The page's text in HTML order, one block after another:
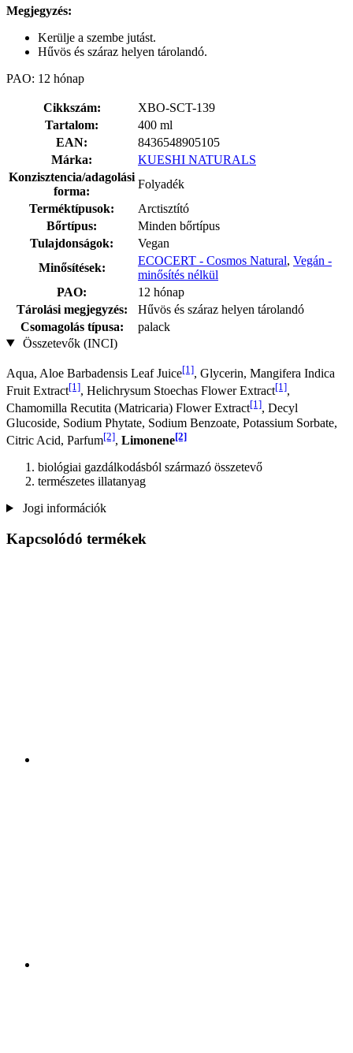
Megjegyzés:
Kerülje a szembe jutást.
Hűvös és száraz helyen tárolandó.
PAO: 12 hónap
Cikkszám:
XBO-SCT-139
Tartalom:
400 ml
EAN:
8436548905105
Márka:
KUESHI NATURALS
Konzisztencia/adagolási
forma:
Folyadék
Terméktípusok:
Arctisztító
Bőrtípus:
Minden bőrtípus
Tulajdonságok:
Vegan
Minősítések:
ECOCERT - Cosmos Natural, Vegán -
minősítés nélkül
PAO:
12 hónap
Tárolási megjegyzés:
Hűvös és száraz helyen tárolandó
Csomagolás típusa:
palack
Összetevők (INCI)
Aqua, Aloe Barbadensis Leaf Juice[1], Glycerin, Mangifera Indica
Fruit Extract[1], Helichrysum Stoechas Flower Extract[1],
Chamomilla Recutita (Matricaria) Flower Extract[1], Decyl
Glucoside, Sodium Phytate, Sodium Benzoate, Potassium Sorbate,
Citric Acid, Parfum[2], Limonene[2]
biológiai gazdálkodásból származó összetevő
természetes illatanyag
Jogi információk
Kapcsolódó termékek